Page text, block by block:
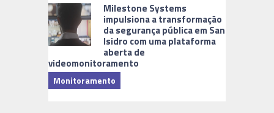
Milestone Systems
impulsiona a transformação
da segurança pública em San
Isidro com uma plataforma
aberta de
videomonitoramento
Monitoramento